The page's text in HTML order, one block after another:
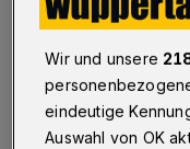
sofort eng mit dem
18.11.2025 , 09:00
Wir und unsere
eindeutige
Auswahl von OK